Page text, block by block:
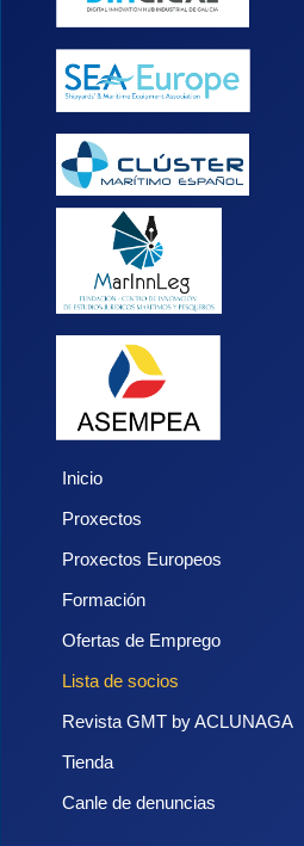
Inicio
Proxectos
Proxectos Europeos
Formación
Ofertas de Emprego
Lista de socios
Revista GMT by ACLUNAGA
Tienda
Canle de denuncias